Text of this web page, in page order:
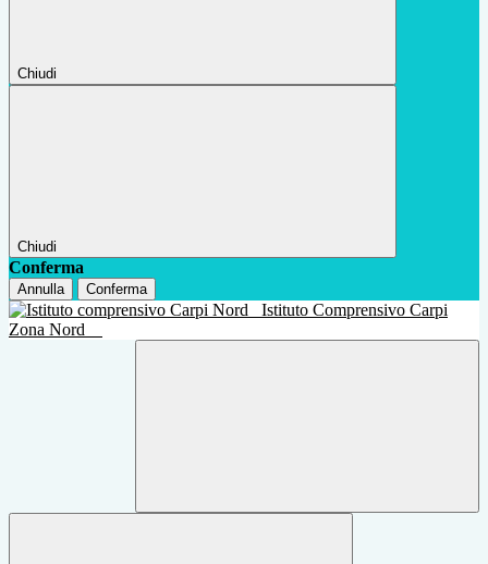
Chiudi
Chiudi
Conferma
Annulla Conferma
Istituto Comprensivo Carpi
Zona Nord